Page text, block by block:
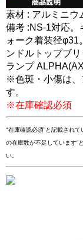
素材 : アルミニウ
備考 :NS-1対応。
ォーク着装径
ンドルトップブ
ランプ
※色斑・小傷は、
す。
※在庫確認必須
"在庫確認必須”と記載され
の在庫数が不足しています”
い。